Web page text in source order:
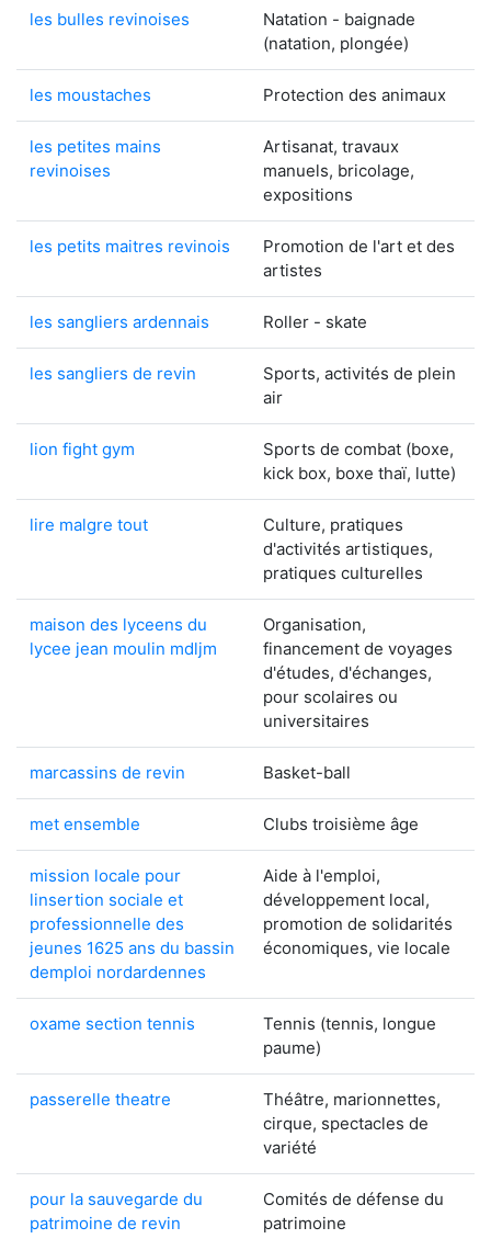
les bulles revinoises
Natation - baignade
(natation, plongée)
les moustaches Protection des animaux
les petites mains
revinoises
Artisanat, travaux
manuels, bricolage,
expositions
les petits maitres revinois
Promotion de l'art et des
artistes
les sangliers ardennais Roller - skate
les sangliers de revin
Sports, activités de plein
air
lion fight gym
Sports de combat (boxe,
kick box, boxe thaï, lutte)
lire malgre tout
Culture, pratiques
d'activités artistiques,
pratiques culturelles
maison des lyceens du
lycee jean moulin mdljm
Organisation,
financement de voyages
d'études, d'échanges,
pour scolaires ou
universitaires
marcassins de revin Basket-ball
met ensemble Clubs troisième âge
mission locale pour
linsertion sociale et
professionnelle des
jeunes 1625 ans du bassin
demploi nordardennes
Aide à l'emploi,
développement local,
promotion de solidarités
économiques, vie locale
oxame section tennis
Tennis (tennis, longue
paume)
passerelle theatre
Théâtre, marionnettes,
cirque, spectacles de
variété
pour la sauvegarde du
patrimoine de revin
Comités de défense du
patrimoine